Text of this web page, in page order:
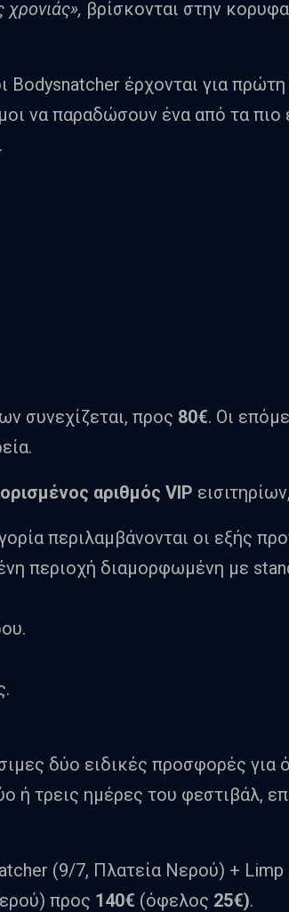
βρίσκονται στην
Bodysnatcher έρχονται για
να παραδώσουν ένα από τα
συνεχίζεται, προς 80€. Οι
αριθμός VIP
περιλαμβάνονται οι εξής
περιοχή διαμορφωμένη με
δύο ειδικές προσφορές για
ή τρεις ημέρες του φεστιβάλ,
(9/7, Πλατεία Νερού) +
προς 140€ (όφελος 25€).